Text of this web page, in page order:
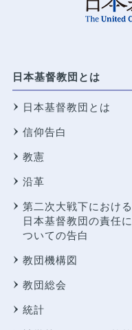
日本基督教団とは
日本基督教団とは
信仰告白
教憲
沿革
第二次大戦下における
日本基督教団の責任に
ついての告白
教団機構図
教団総会
統計